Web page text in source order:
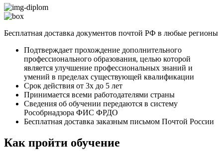
Бесплатная доставка документов почтой РФ в любые регионы
Подтверждает прохождение дополнительного
профессионального образования, целью которой
является улучшение профессиональных знаний и
умений в пределах существующей квалификации
Срок действия от 3х до 5 лет
Принимается всеми работодателями страны
Сведения об обучении передаются в систему
Рособрнадзора ФИС ФРДО
Бесплатная доставка заказным письмом Почтой России
Как пройти обучение